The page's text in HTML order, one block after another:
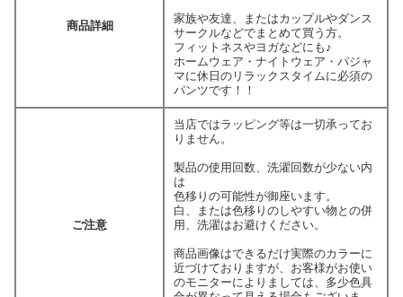
商品詳細
家族や友達、またはカップルやダンス
サークルなどでまとめて買う方。
フィットネスやヨガなどにも♪
ホームウェア・ナイトウェア・パジャ
マに休日のリラックスタイムに必須の
パンツです！！
ご注意
当店ではラッピング等は一切承ってお
りません。
製品の使用回数、洗濯回数が少ない内
は
色移りの可能性が御座います。
白、または色移りのしやすい物との併
用、洗濯はお避けください。
商品画像はできるだけ実際のカラーに
近づけておりますが、お客様がお使い
のモニターによりましては、多少色具